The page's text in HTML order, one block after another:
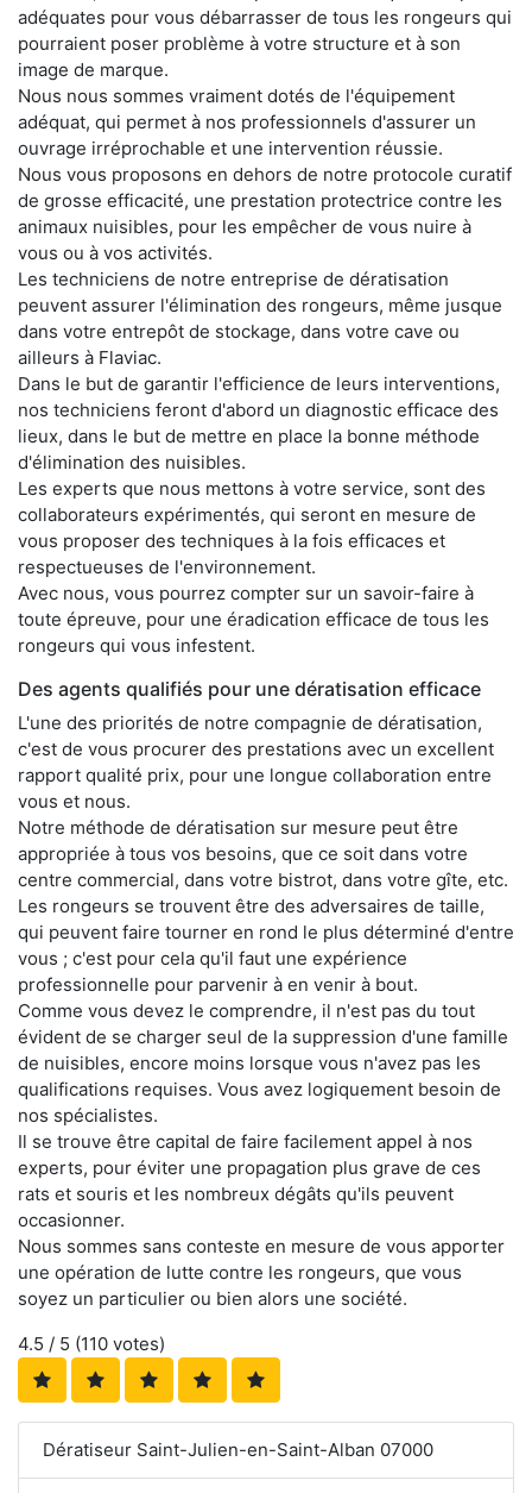
adéquates pour vous débarrasser de tous les rongeurs qui
pourraient poser problème à votre structure et à son
image de marque.
Nous nous sommes vraiment dotés de l'équipement
adéquat, qui permet à nos professionnels d'assurer un
ouvrage irréprochable et une intervention réussie.
Nous vous proposons en dehors de notre protocole curatif
de grosse efficacité, une prestation protectrice contre les
animaux nuisibles, pour les empêcher de vous nuire à
vous ou à vos activités.
Les techniciens de notre entreprise de dératisation
peuvent assurer l'élimination des rongeurs, même jusque
dans votre entrepôt de stockage, dans votre cave ou
ailleurs à Flaviac.
Dans le but de garantir l'efficience de leurs interventions,
nos techniciens feront d'abord un diagnostic efficace des
lieux, dans le but de mettre en place la bonne méthode
d'élimination des nuisibles.
Les experts que nous mettons à votre service, sont des
collaborateurs expérimentés, qui seront en mesure de
vous proposer des techniques à la fois efficaces et
respectueuses de l'environnement.
Avec nous, vous pourrez compter sur un savoir-faire à
toute épreuve, pour une éradication efficace de tous les
rongeurs qui vous infestent.
Des agents qualifiés pour une dératisation efficace
L'une des priorités de notre compagnie de dératisation,
c'est de vous procurer des prestations avec un excellent
rapport qualité prix, pour une longue collaboration entre
vous et nous.
Notre méthode de dératisation sur mesure peut être
appropriée à tous vos besoins, que ce soit dans votre
centre commercial, dans votre bistrot, dans votre gîte, etc.
Les rongeurs se trouvent être des adversaires de taille,
qui peuvent faire tourner en rond le plus déterminé d'entre
vous ; c'est pour cela qu'il faut une expérience
professionnelle pour parvenir à en venir à bout.
Comme vous devez le comprendre, il n'est pas du tout
évident de se charger seul de la suppression d'une famille
de nuisibles, encore moins lorsque vous n'avez pas les
qualifications requises. Vous avez logiquement besoin de
nos spécialistes.
Il se trouve être capital de faire facilement appel à nos
experts, pour éviter une propagation plus grave de ces
rats et souris et les nombreux dégâts qu'ils peuvent
occasionner.
Nous sommes sans conteste en mesure de vous apporter
une opération de lutte contre les rongeurs, que vous
soyez un particulier ou bien alors une société.
4.5 / 5 (110 votes)
Dératiseur Saint-Julien-en-Saint-Alban 07000